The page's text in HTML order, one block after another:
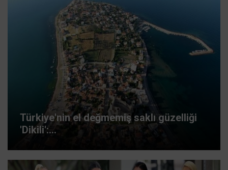
Türkiye'nin el değmemiş saklı güzelliği
'Dikili':...